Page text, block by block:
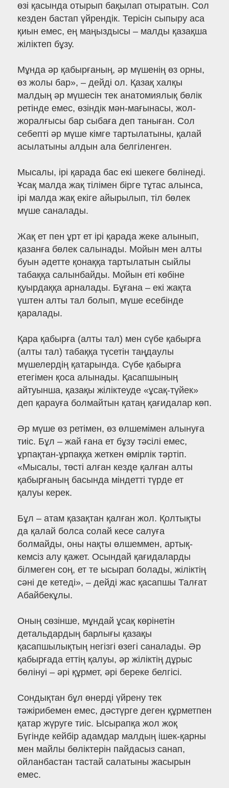
өзі қасында отырып бақылап отыратын. Сол
кезден бастап үйрендік. Терісін сыпыру аса
қиын емес, ең маңыздысы – малды қазақша
жіліктеп бұзу.
Мұнда әр қабырғаның, әр мүшенің өз орны,
өз жолы бар», – дейді ол. Қазақ халқы
малдың әр мүшесін тек анатомиялық бөлік
ретінде емес, өзіндік мән-мағынасы, жол-
жоралғысы бар сыбаға деп таныған. Сол
себепті әр мүше кімге тартылатыны, қалай
асылатыны алдын ала белгіленген.
Мысалы, ірі қарада бас екі шекеге бөлінеді.
Ұсақ малда жақ тілімен бірге тұтас алынса,
ірі малда жақ екіге айырылып, тіл бөлек
мүше саналады.
Жақ ет пен ұрт ет ірі қарада жеке алынып,
қазанға бөлек салынады. Мойын мен алты
буын әдетте қонаққа тартылатын сыйлы
табаққа салынбайды. Мойын еті көбіне
қуырдаққа арналады. Бұғана – екі жақта
үштен алты тал болып, мүше есебінде
қаралады.
Қара қабырға (алты тал) мен сүбе қабырға
(алты тал) табаққа түсетін таңдаулы
мүшелердің қатарында. Сүбе қабырға
етегімен қоса алынады. Қасапшының
айтуынша, қазақы жіліктеуде «ұсақ-түйек»
деп қарауға болмайтын қатаң қағидалар көп.
Әр мүше өз ретімен, өз өлшемімен алынуға
тиіс. Бұл – жай ғана ет бұзу тәсілі емес,
ұрпақтан-ұрпаққа жеткен өмірлік тәртіп.
«Мысалы, төсті алған кезде қалған алты
қабырғаның басында міндетті түрде ет
қалуы керек.
Бұл – атам қазақтан қалған жол. Қолтықты
да қалай болса солай кесе салуға
болмайды, оны нақты өлшеммен, артық-
кемсіз алу қажет. Осындай қағидаларды
білмеген соң, ет те ысырап болады, жіліктің
сәні де кетеді», – дейді жас қасапшы Талғат
Абайбекұлы.
Оның сөзінше, мұндай ұсақ көрінетін
детальдардың барлығы қазақы
қасапшылықтың негізгі өзегі саналады. Әр
қабырғада еттің қалуы, әр жіліктің дұрыс
бөлінуі – әрі құрмет, әрі береке белгісі.
Сондықтан бұл өнерді үйрену тек
тәжірибемен емес, дәстүрге деген құрметпен
қатар жүруге тиіс. Ысырапқа жол жоқ
Бүгінде кейбір адамдар малдың ішек-қарны
мен майлы бөліктерін пайдасыз санап,
ойланбастан тастай салатыны жасырын
емес.